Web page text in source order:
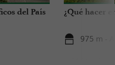
del País
¿Qué hacer
975 m -